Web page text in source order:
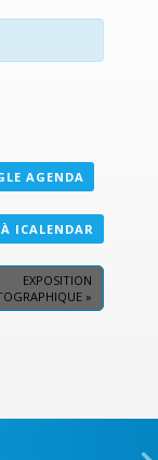
AGENDA
ICALENDAR
EXPOSITION
»